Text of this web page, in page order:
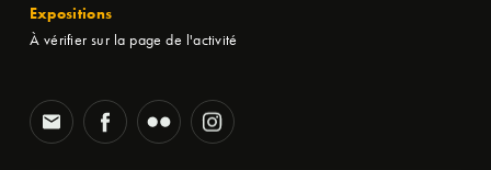
Expositions
À vérifier sur la page de l'activité